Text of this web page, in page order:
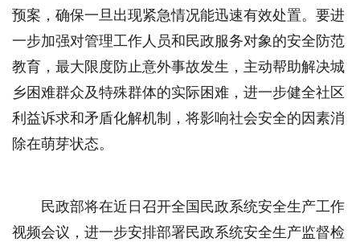
预案，确保一旦出现紧急情况能迅速有效处置。要进
一步加强对管理工作人员和民政服务对象的安全防范
教育，最大限度防止意外事故发生，主动帮助解决城
乡困难群众及特殊群体的实际困难，进一步健全社区
利益诉求和矛盾化解机制，将影响社会安全的因素消
除在萌芽状态。
民政部将在近日召开全国民政系统安全生产工作
视频会议，进一步安排部署民政系统安全生产监督检